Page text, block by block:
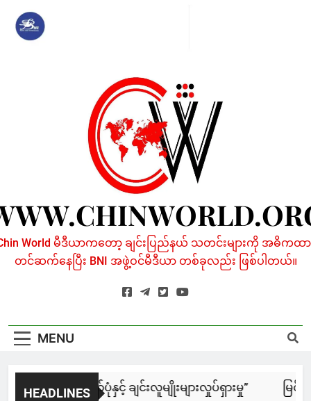
content
World မီဒီယာကတော့ ချင်းပြည်နယ် သတင်းများကို အဓိကထာ
တင်ဆက်နေပြီး BNI အဖွဲ့ဝင်မီဒီယာ တစ်ခုလည်း ဖြစ်ပါတယ်။
MENU
HEADLINES
“၈၈၈၈ အရေးတော်ပုံနှင့် ချင်းလူမျိုးများလှုပ်ရှားမှု” မြင်း